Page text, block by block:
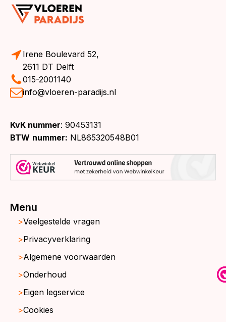
Irene Boulevard 52,
2611 DT Delft
015-2001140
info@vloeren-paradijs.nl
KvK nummer: 90453131
BTW nummer: NL865320548B01
Menu
Veelgestelde vragen
Privacyverklaring
Algemene voorwaarden
Onderhoud
Eigen legservice
Cookies